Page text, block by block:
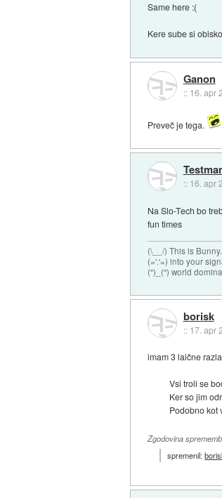
Same here :(
Kere sube si
Ganon
:: 16. apr
Preveč je tega.
:: 16. apr
Na Slo-Tech bo
fun times
(\__/) This is
(='.'=) into your
(")_(") world
borisk
:: 17. apr
imam 3 laične
Vsi troli se
Ker so jim
Podobno kot
Zgodovina
spremenil: